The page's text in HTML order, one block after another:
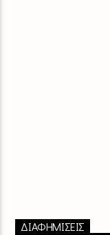
ΔΙΑΦΗΜΙΣΕΙΣ